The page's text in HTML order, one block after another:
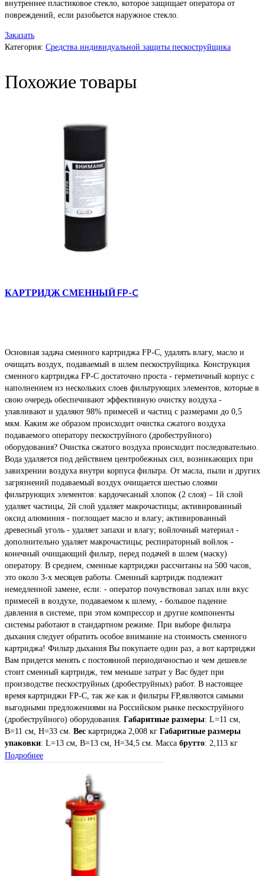
внутреннее пластиковое стекло, которое защищает оператора от
повреждений, если разобьется наружное стекло.
Заказать
Категория: Средства индивидуальной защиты пескоструйщика
Похожие товары
КАРТРИДЖ СМЕННЫЙ FP-C
Основная задача сменного картриджа FP-C, удалять влагу, масло и
очищать воздух, подаваемый в шлем пескоструйщика. Конструкция
сменного картриджа FP-C достаточно проста - герметичный корпус с
наполнением из нескольких слоев фильтрующих элементов, которые в
свою очередь обеспечивают эффективную очистку воздуха -
улавливают и удаляют 98% примесей и частиц с размерами до 0,5
мкм. Каким же образом происходит очистка сжатого воздуха
подаваемого оператору пескоструйного (дробеструйного)
оборудования? Очистка сжатого воздуха происходит последовательно.
Вода удаляется под действием центробежных сил, возникающих при
завихрении воздуха внутри корпуса фильтра. От масла, пыли и других
загрязнений подаваемый воздух очищается шестью слоями
фильтрующих элементов: кардочесаный хлопок (2 слоя) – 1й слой
удаляет частицы, 2й слой удаляет макрочастицы; активированный
оксид алюминия - поглощает масло и влагу; активированный
древесный уголь - удаляет запахи и влагу; войлочный материал -
дополнительно удаляет макрочастицы; респираторный войлок -
конечный очищающий фильтр, перед подачей в шлем (маску)
оператору. В среднем, сменные картриджи рассчитаны на 500 часов,
это около 3-х месяцев работы. Сменный картридж подлежит
немедленной замене, если: - оператор почувствовал запах или вкус
примесей в воздухе, подаваемом к шлему, - большое падение
давления в системе, при этом компрессор и другие компоненты
системы работают в стандартном режиме. При выборе фильтра
дыхания следует обратить особое внимание на стоимость сменного
картриджа! Фильтр дыхания Вы покупаете один раз, а вот картриджи
Вам придется менять с постоянной периодичностью и чем дешевле
стоит сменный картридж, тем меньше затрат у Вас будет при
производстве пескоструйных (дробеструйных) работ. В настоящее
время картриджи FP-C, так же как и фильтры FP,являются самыми
выгодными предложениями на Российском рынке пескоструйного
(дробеструйного) оборудования. Габаритные размеры: L=11 см,
B=11 см, Н=33 см. Вес картриджа 2,008 кг Габаритные размеры
упаковки: L=13 см, B=13 см, Н=34,5 см. Масса брутто: 2,113 кг
Подробнее